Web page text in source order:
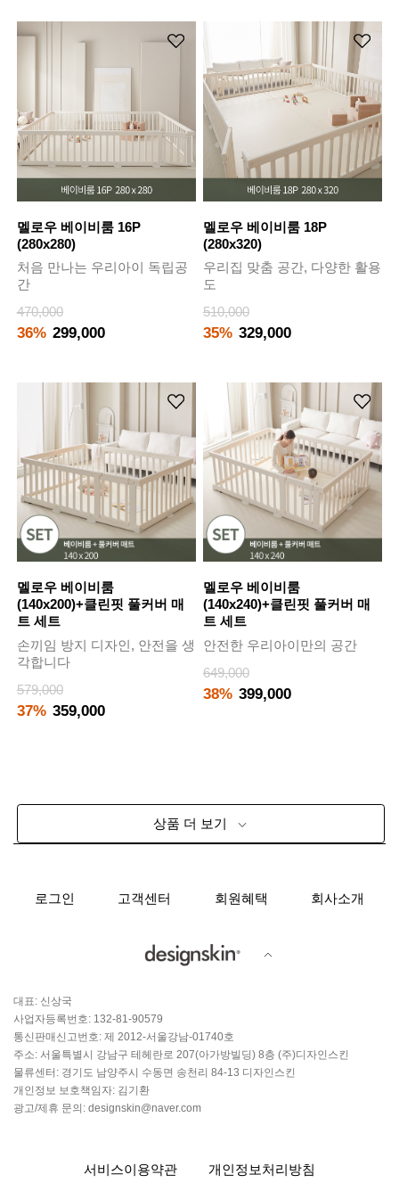
멜로우 베이비룸 16P
(280x280)
처음 만나는 우리아이 독립공
간
470,000
36% 299,000
멜로우 베이비룸 18P
(280x320)
우리집 맞춤 공간, 다양한 활용
도
510,000
35% 329,000
멜로우 베이비룸
(140x200)+클린핏 풀커버 매
트 세트
손끼임 방지 디자인, 안전을 생
각합니다
579,000
37% 359,000
멜로우 베이비룸
(140x240)+클린핏 풀커버 매
트 세트
안전한 우리아이만의 공간
649,000
38% 399,000
상품 더 보기
로그인 고객센터 회원혜택 회사소개
대표: 신상국
사업자등록번호: 132-81-90579
통신판매신고번호: 제 2012-서울강남-01740호
주소: 서울특별시 강남구 테헤란로 207(아가방빌딩) 8층 (주)디자인스킨
물류센터: 경기도 남양주시 수동면 송천리 84-13 디자인스킨
개인정보 보호책임자: 김기환
광고/제휴 문의: designskin@naver.com
서비스이용약관 개인정보처리방침